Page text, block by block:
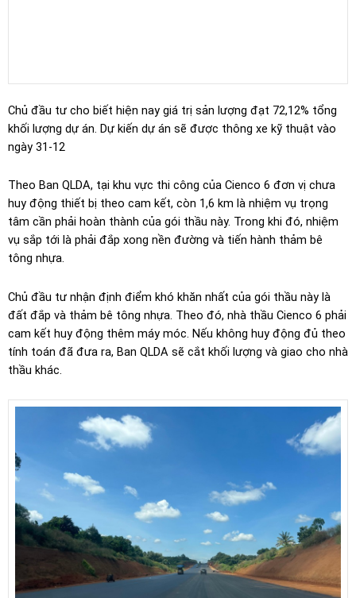
Chủ đầu tư cho biết hiện nay giá trị sản lượng đạt 72,12% tổng
khối lượng dự án. Dự kiến dự án sẽ được thông xe kỹ thuật vào
ngày 31-12
Theo Ban QLDA, tại khu vực thi công của Cienco 6 đơn vị chưa
huy động thiết bị theo cam kết, còn 1,6 km là nhiệm vụ trọng
tâm cần phải hoàn thành của gói thầu này. Trong khi đó, nhiệm
vụ sắp tới là phải đắp xong nền đường và tiến hành thảm bê
tông nhựa.
Chủ đầu tư nhận định điểm khó khăn nhất của gói thầu này là
đất đắp và thảm bê tông nhựa. Theo đó, nhà thầu Cienco 6 phải
cam kết huy động thêm máy móc. Nếu không huy động đủ theo
tính toán đã đưa ra, Ban QLDA sẽ cắt khối lượng và giao cho nhà
thầu khác.